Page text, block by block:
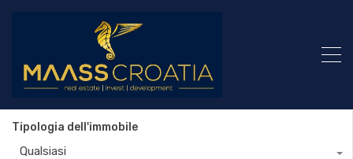
Tipologia dell'immobile
Qualsiasi